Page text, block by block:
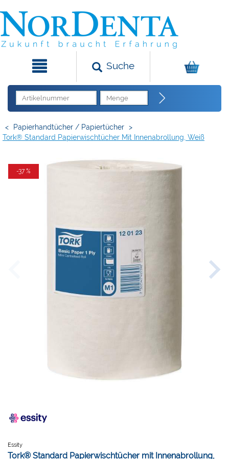
Suche
< Papierhandtücher / Papiertücher >
Tork® Standard Papierwischtücher Mit Innenabrollung, Weiß
-37 %
Essity
Tork® Standard Papierwischtücher mit Innenabrollung,